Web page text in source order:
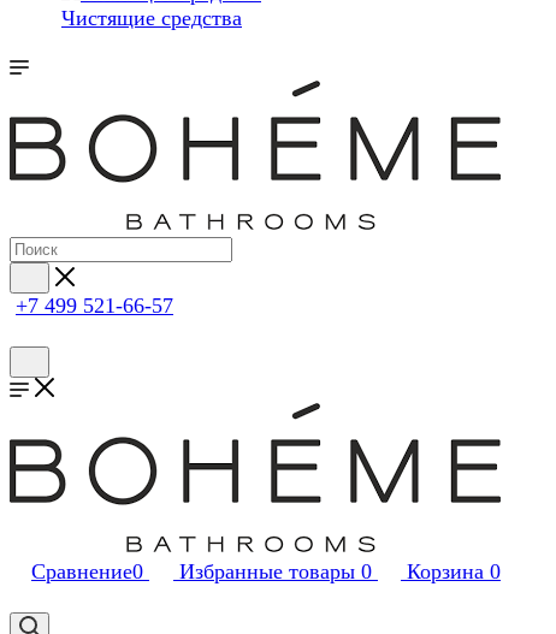
Чистящие средства
+7 499 521-66-57
Сравнение0 Избранные товары 0 Корзина 0